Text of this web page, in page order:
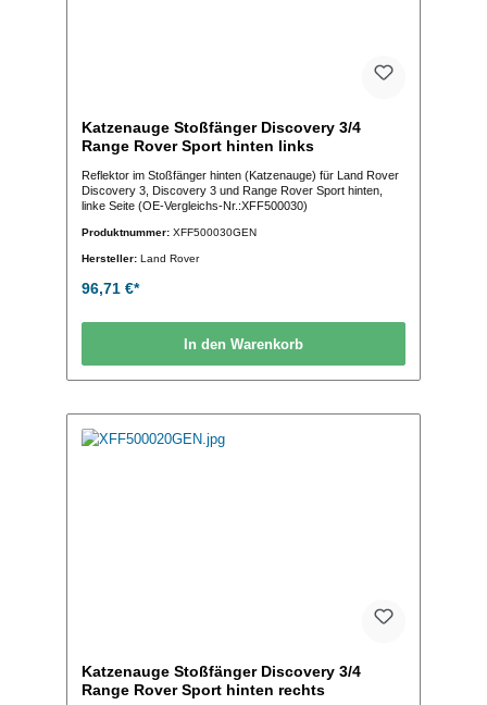
Katzenauge Stoßfänger Discovery 3/4
Range Rover Sport hinten links
Reflektor im Stoßfänger hinten (Katzenauge) für Land Rover
Discovery 3, Discovery 3 und Range Rover Sport hinten,
linke Seite (OE-Vergleichs-Nr.:XFF500030)
Produktnummer: XFF500030GEN
Hersteller: Land Rover
96,71 €*
In den Warenkorb
Katzenauge Stoßfänger Discovery 3/4
Range Rover Sport hinten rechts